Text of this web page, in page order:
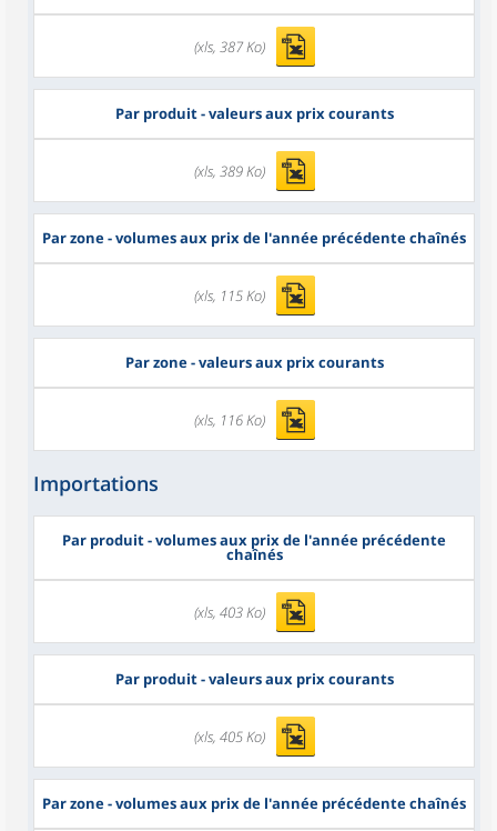
(xls, 387 Ko)
Par produit - valeurs aux prix courants
(xls, 389 Ko)
Par zone - volumes aux prix de l'année précédente chaînés
(xls, 115 Ko)
Par zone - valeurs aux prix courants
(xls, 116 Ko)
Importations
Par produit - volumes aux prix de l'année précédente
chaînés
(xls, 403 Ko)
Par produit - valeurs aux prix courants
(xls, 405 Ko)
Par zone - volumes aux prix de l'année précédente chaînés